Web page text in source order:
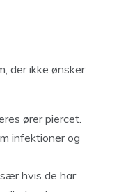
der ikke ønsker
ører piercet.
infektioner og
hvis de har